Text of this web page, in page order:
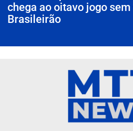
chega ao oitavo jogo
Brasileirão